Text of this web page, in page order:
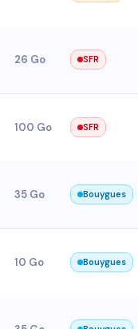
26 Go SFR
100 Go SFR
35 Go Bouygues
10 Go Bouygues